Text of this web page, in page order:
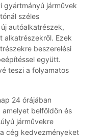
gyártmányú járművek
széles
autóalkatrészek,
alkatrészekről. Ezek
beszerelési
együtt.
teszi a folyamatos
24 órájában
amelyet belföldön és
járművekre
cég kedvezményeket